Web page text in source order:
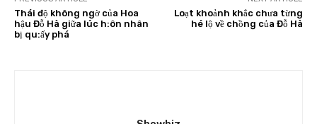
Thái độ không ngờ của Hoa
hậu Đỗ Hà giữa lúc h:ôn nhân
bị qu:ấy phá
Loạt khoảnh khắc chưa từng
hé lộ về chồng của Đỗ Hà